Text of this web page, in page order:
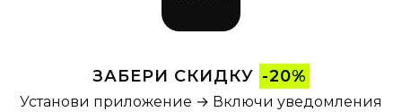
ЗАБЕРИ СКИДКУ -20%
Установи приложение → Включи уведомления